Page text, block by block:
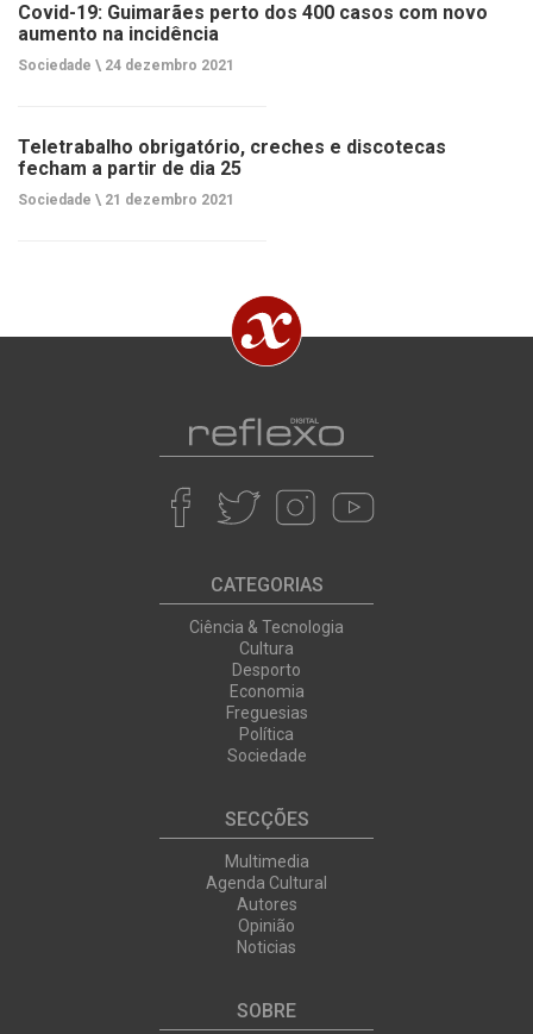
Covid-19: Guimarães perto dos 400 casos com novo
aumento na incidência
Sociedade \ 24 dezembro 2021
Teletrabalho obrigatório, creches e discotecas
fecham a partir de dia 25
Sociedade \ 21 dezembro 2021
CATEGORIAS
Ciência & Tecnologia
Cultura
Desporto
Economia
Freguesias
Política
Sociedade
SECÇÕES
Multimedia
Agenda Cultural
Autores
Opinião
Noticias
SOBRE